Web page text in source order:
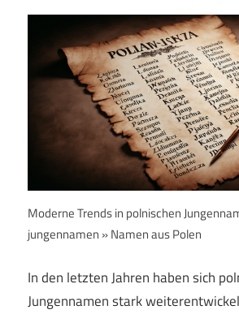
Moderne Trends in polnischen
jungennamen » Namen aus Polen
In den letzten Jahren haben sich
Jungennamen stark